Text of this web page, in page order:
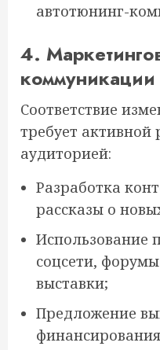
автотюнинг-
4.
коммуникации
Соответствие
требует активной
аудиторией:
Разработка
рассказы о
Использование
соцсети,
выставки;
Предложение